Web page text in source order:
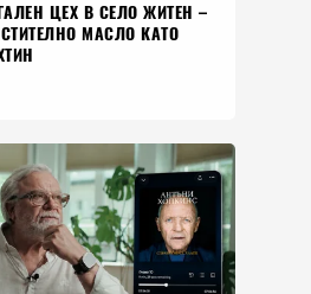
ЦЕХ В СЕЛО ЖИТЕН –
МАСЛО КАТО